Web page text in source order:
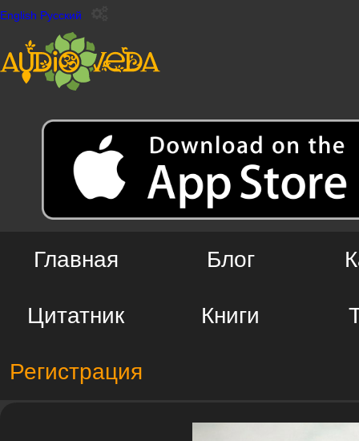
English Русский
Главная Блог
Цитатник Книги
Регистрация